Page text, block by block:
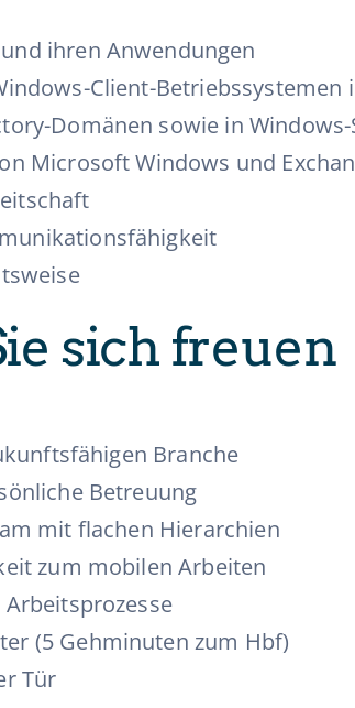
ihren Anwendungen
Client-
Domänen sowie in
Microsoft Windows und
sich freuen
Branche
Betreuung
mit flachen Hierarchien
zum mobilen Arbeiten
(5 Gehminuten zum Hbf)
Tür